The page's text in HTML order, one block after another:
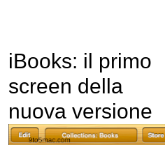
iBooks: il primo
screen della
nuova versione